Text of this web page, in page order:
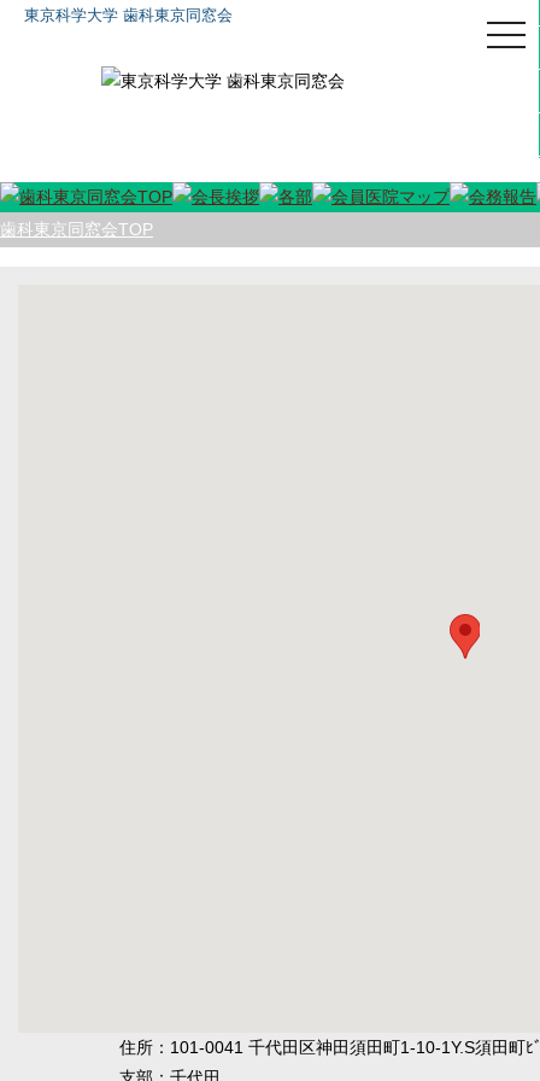
東京科学大学 歯科東京同窓会
歯科東京同窓会TOP
住所：101-0041 千代田区神田須田町1-10-1Y.S須田町ﾋ